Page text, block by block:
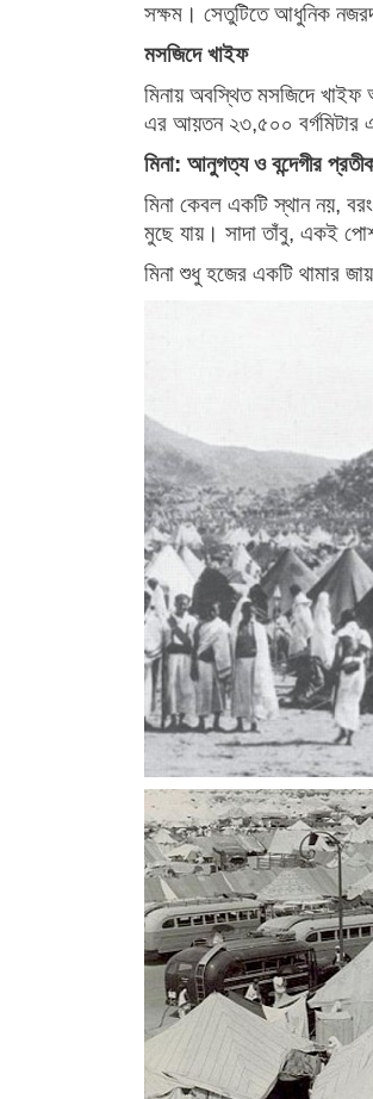
সক্ষম। সেতুটিতে আধুনিক
মসজিদে খাইফ
মিনায় অবস্থিত মসজিদে খাইফ
এর আয়তন ২৩,৫০০ বর্গমিটার
মিনা: আনুগত্য ও বন্দেগীর
মিনা কেবল একটি স্থান নয়,
মুছে যায়। সাদা তাঁবু, একই
মিনা শুধু হজের একটি থামার